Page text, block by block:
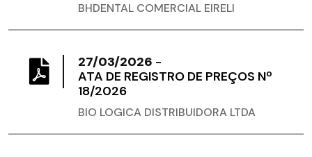
BHDENTAL COMERCIAL EIRELI
27/03/2026 -
ATA DE REGISTRO DE PREÇOS Nº
18/2026
BIO LOGICA DISTRIBUIDORA LTDA